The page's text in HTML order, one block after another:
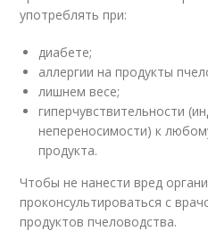
употреблять при:
диабете;
аллергии на продукты
лишнем весе;
гиперчувствительности
непереносимости) к
продукта.
Чтобы не нанести вред
проконсультироваться с
продуктов пчеловодства.